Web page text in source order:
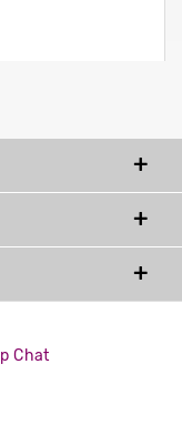
Chat